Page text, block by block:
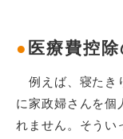
● 医療費控
例えば、寝たき
に家政婦さんを個
れません。そうい